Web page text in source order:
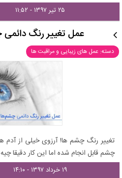
۲۵ تیر ۱۳۹۷ - ۱۱:۵۲
عمل تغییر رنگ
دسته: عمل های زیبایی و مراقبت ها
تغییر رنگ چشم ها! آرزوی خیلی از آدم
چشم قابل انجام شده اما این کار دقیقا
۱۹ خرداد ۱۳۹۷ - ۱۴:۱۰